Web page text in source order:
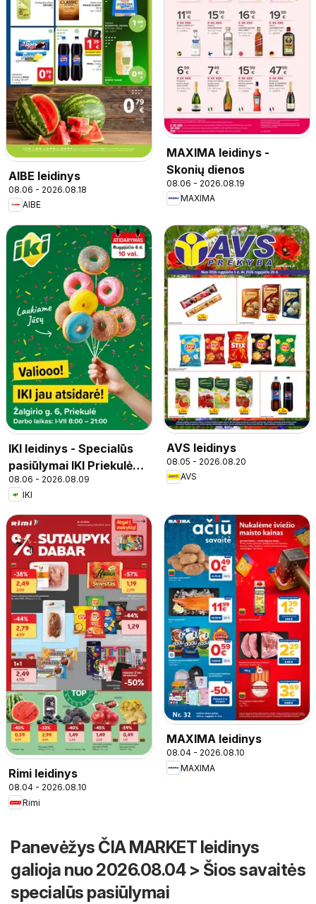
AIBE leidinys
08.06 - 2026.08.18
AIBE
MAXIMA leidinys -
Skonių dienos
08.06 - 2026.08.19
MAXIMA
IKI leidinys - Specialūs
pasiūlymai IKI Priekulė
parduotuvės klientams
08.06 - 2026.08.09
IKI
AVS leidinys
08.05 - 2026.08.20
AVS
Rimi leidinys
08.04 - 2026.08.10
Rimi
MAXIMA leidinys
08.04 - 2026.08.10
MAXIMA
Panevėžys ČIA MARKET leidinys
galioja nuo 2026.08.04 > Šios savaitės
specialūs pasiūlymai